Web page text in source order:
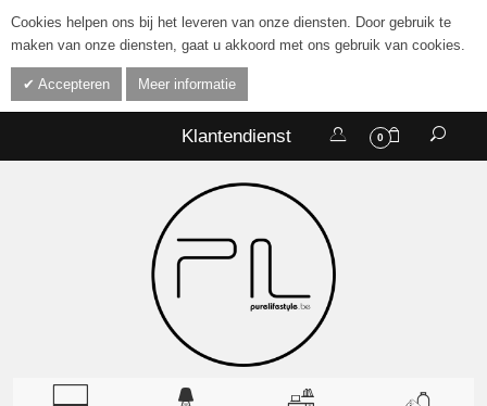
Cookies helpen ons bij het leveren van onze diensten. Door gebruik te
maken van onze diensten, gaat u akkoord met ons gebruik van cookies.
Accepteren Meer informatie
0
Klantendienst